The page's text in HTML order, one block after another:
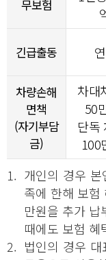
무보험
긴급출동
차량손해
면책
(자기부담
금)
차대
50
단독
100
1. 개인의 경우
족에 한해 보험
만원을 추가
때에도 보험 혜
2. 법인의 경우